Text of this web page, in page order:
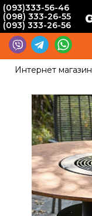
(093)333-56-46
(098) 333-26-55
(093) 333-26-56
Интернет магазин